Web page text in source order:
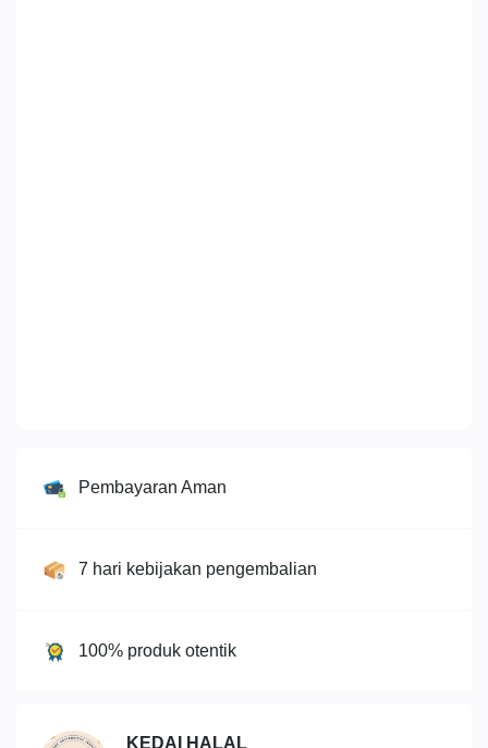
Pembayaran Aman
7 hari kebijakan pengembalian
100% produk otentik
KEDAI HALAL